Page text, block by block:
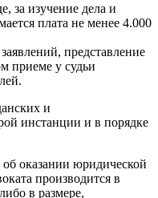
за изучение дела и
плата не менее 4.000
представление
приеме у судьи
и
инстанции и в порядке
оказании юридической
производится в
в размере,